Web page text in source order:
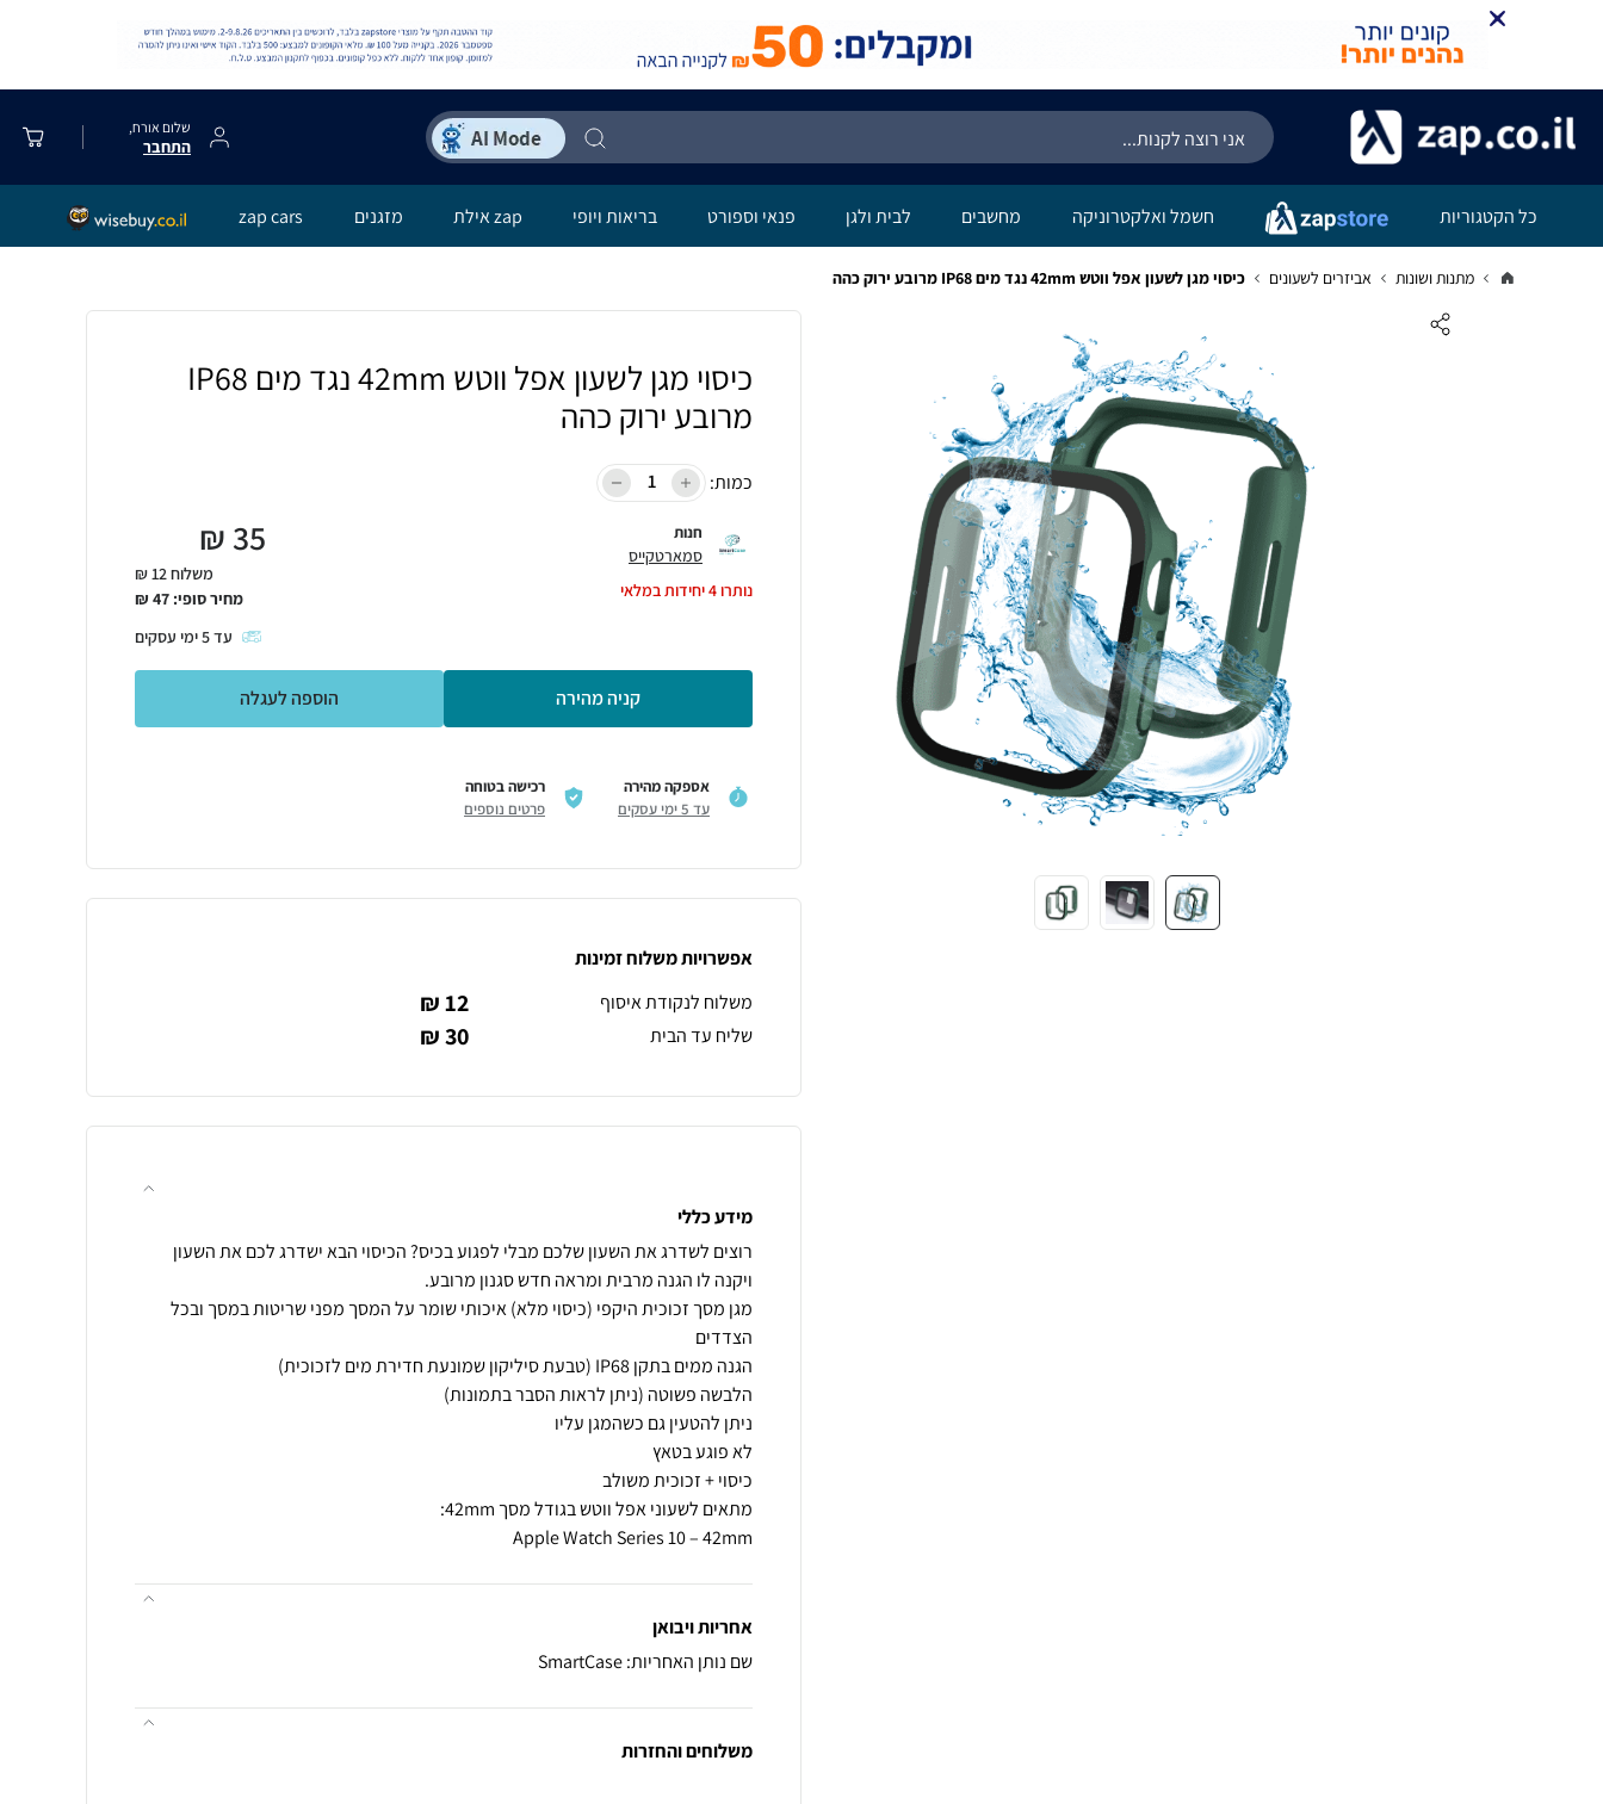
שלום אורח,
התחבר
כל הקטגוריות חשמל ואלקטרוניקה מחשבים לבית ולגן פנאי וספורט בריאות ויופי zap אילת מזגנים zap cars
מתנות ושונות אביזרים לשעונים כיסוי מגן לשעון אפל ווטש 42mm נגד מים IP68 מרובע ירוק כהה
כיסוי מגן לשעון אפל ווטש 42mm נגד מים IP68
מרובע ירוק כהה
כמות:
חנות
סמארטקייס
נותרו4יחידות במלאי
35
₪
משלוח 12 ₪
מחיר סופי: 47
₪
עד5ימי עסקים
קניה מהירה הוספה לעגלה
אספקה מהירה
עד 5 ימי עסקים
רכישה בטוחה
פרטים נוספים
אפשרויות משלוח זמינות
משלוח לנקודת איסוף
12 ₪
שליח עד הבית 30 ₪
מידע כללי
מגן מסך זכוכית היקפי (כיסוי מלא) איכותי שומר על המסך מפני שריטות במסך ובכל
Apple Watch Series 10 – 42mm
אחריות ויבואן
שם נותן האחריות: SmartCase
משלוחים והחזרות